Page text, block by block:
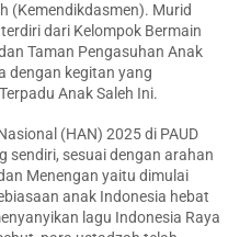
(Kemendikdasmen). Murid
dari Kelompok Bermain
Taman Pengasuhan Anak
dengan kegitan yang
Anak Saleh Ini.
(HAN) 2025 di PAUD
sendiri, sesuai dengan arahan
Menengan yaitu dimulai
anak Indonesia hebat
lagu Indonesia Raya